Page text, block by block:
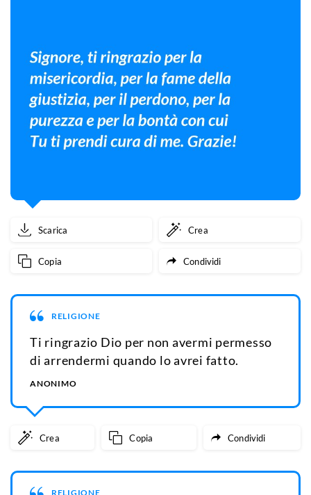
Scarica Crea
Copia Condividi
RELIGIONE
Ti ringrazio Dio per non avermi permesso
di arrendermi quando lo avrei fatto.
ANONIMO
Crea Copia Condividi
RELIGIONE